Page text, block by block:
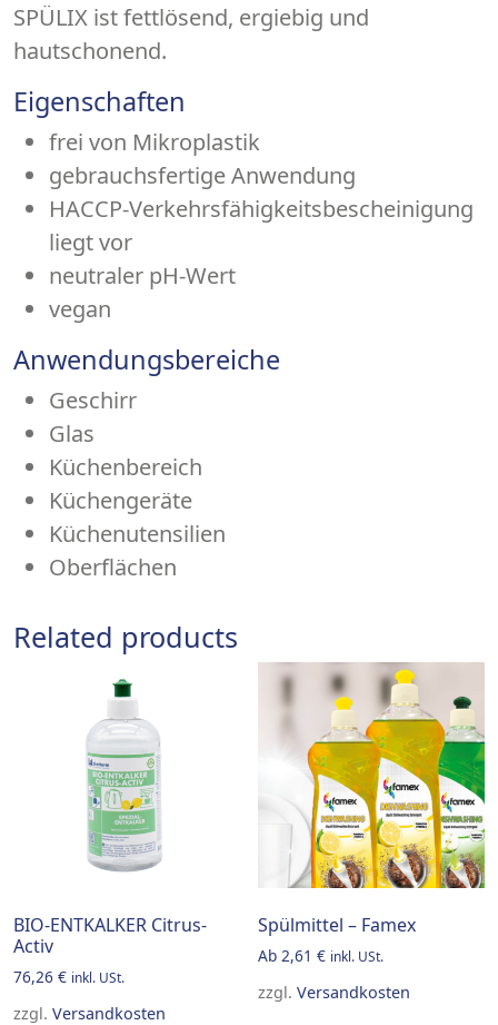
SPÜLIX ist fettlösend, ergiebig und
hautschonend.
Eigenschaften
frei von Mikroplastik
gebrauchsfertige Anwendung
HACCP-Verkehrs­­fähig­keits­­beschei­nigung
liegt vor
neutraler pH-Wert
vegan
Anwendungsbereiche
Geschirr
Glas
Küchenbereich
Küchengeräte
Küchenutensilien
Oberflächen
Related products
BIO-ENTKALKER Citrus-
Activ
76,26 € inkl. USt.
zzgl. Versandkosten
Spülmittel – Famex
Ab2,61€ inkl. USt.
zzgl.Versandkosten